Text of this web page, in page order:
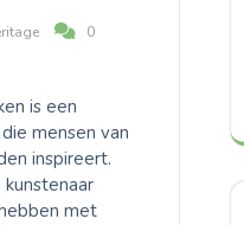
0
is een
mensen van
inspireert.
met